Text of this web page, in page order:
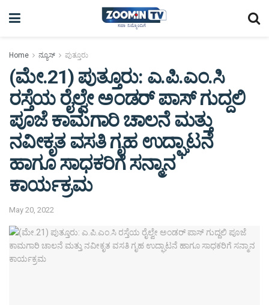
Home ನ್ಯೂಸ್ ಪುತ್ತೂರು
(ಮೇ.21) ಪುತ್ತೂರು: ಎ.ಪಿ.ಎಂ.ಸಿ
ರಸ್ತೆಯ ರೈಲ್ವೇ ಅಂಡರ್ ಪಾಸ್ ಗುದ್ದಲಿ
ಪೂಜೆ ಕಾಮಗಾರಿ ಚಾಲನೆ ಮತ್ತು
ನವೀಕೃತ ವಸತಿ ಗೃಹ ಉದ್ಘಾಟನೆ
ಹಾಗೂ ಸಾಧಕರಿಗೆ ಸನ್ಮಾನ
ಕಾರ್ಯಕ್ರಮ
May 20, 2022